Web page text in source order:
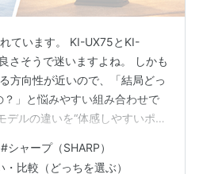
ています。 KI-UX75とKI-
さそうで迷いますよね。 しかも
方向性が近いので、「結局どっ
」と悩みやすい組み合わせで
ルの違いを“体感しやすいポイ
結論としては、KI-UX75は表示
#シャープ（SHARP）
・比較（どっちを選ぶ）